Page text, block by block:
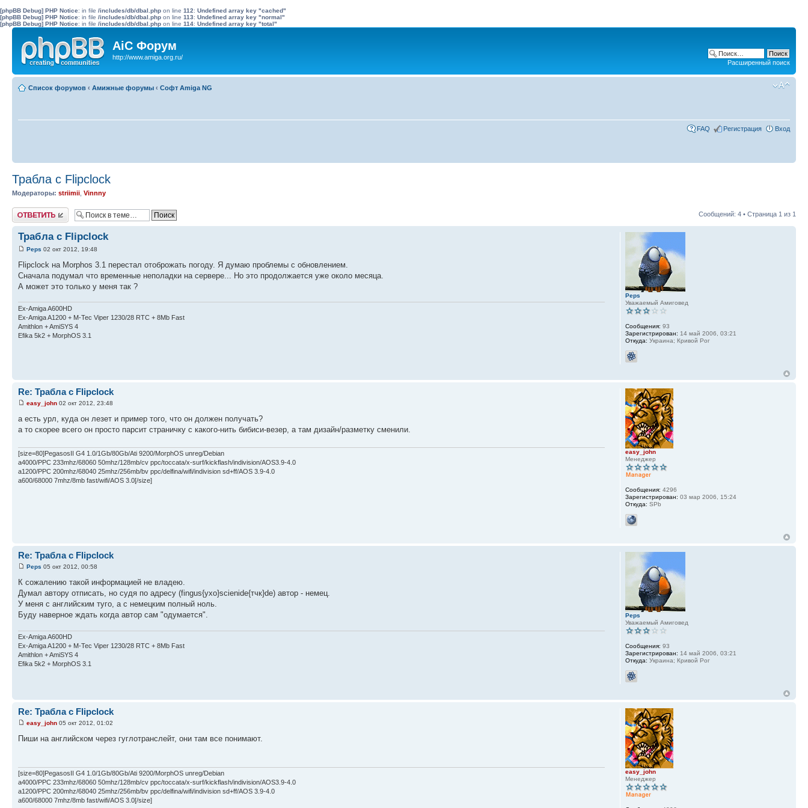
[phpBB Debug] PHP Notice: in file /includes/db/dbal.php on line 112: Undefined array key "cached"
[phpBB Debug] PHP Notice: in file /includes/db/dbal.php on line 113: Undefined array key "normal"
[phpBB Debug] PHP Notice: in file /includes/db/dbal.php on line 114: Undefined array key "total"
AiC Форум
http://www.amiga.org.ru/
Расширенный поиск
Список форумов ‹ Амижные форумы ‹ Софт Amiga NG
FAQ Регистрация Вход
Трабла с Flipclock
Модераторы: striimii Vinnny
Ответить Сообщений: 4 • Страница 1 из 1
Трабла с Flipclock
Peps 02 окт 2012, 19:48
Flipclock на Morphos 3.1 перестал отоброжать погоду. Я думаю проблемы с обновлением.
Сначала подумал что временные неполадки на сервере... Но это продолжается уже около месяца.
А может это только у меня так ?
Ex-Amiga A600HD
Ex-Amiga A1200 + M-Tec Viper 1230/28 RTC + 8Mb Fast
Amithlon + AmiSYS 4
Efika 5k2 + MorphOS 3.1
Peps
Уважаемый Амиговед
Сообщения: 93
Зарегистрирован: 14 май 2006, 03:21
Откуда: Украина; Кривой Рог
Re: Трабла с Flipclock
easy_john 02 окт 2012, 23:48
а есть урл, куда он лезет и пример того, что он должен получать?
а то скорее всего он просто парсит страничку с какого-нить бибиси-везер, а там дизайн/разметку сменили.
[size=80]PegasosII G4 1.0/1Gb/80Gb/Ati 9200/MorphOS unreg/Debian
a4000/PPC 233mhz/68060 50mhz/128mb/cv ppc/toccata/x-surf/kickflash/indivision/AOS3.9-4.0
a1200/PPC 200mhz/68040 25mhz/256mb/bv ppc/delfina/wifi/indivision sd+ff/AOS 3.9-4.0
a600/68000 7mhz/8mb fast/wifi/AOS 3.0[/size]
easy_john
Менеджер
Сообщения: 4296
Зарегистрирован: 03 мар 2006, 15:24
Откуда: SPb
Re: Трабла с Flipclock
Peps 05 окт 2012, 00:58
К сожалению такой информацией не владею.
Думал автору отписать, но судя по адресу (fingus{ухо}scienide{тчк}de) автор - немец.
У меня с английским туго, а с немецким полный ноль.
Буду наверное ждать когда автор сам "одумается".
Ex-Amiga A600HD
Ex-Amiga A1200 + M-Tec Viper 1230/28 RTC + 8Mb Fast
Amithlon + AmiSYS 4
Efika 5k2 + MorphOS 3.1
Peps
Уважаемый Амиговед
Сообщения: 93
Зарегистрирован: 14 май 2006, 03:21
Откуда: Украина; Кривой Рог
Re: Трабла с Flipclock
easy_john 05 окт 2012, 01:02
Пиши на английском через гуглотранслейт, они там все понимают.
[size=80]PegasosII G4 1.0/1Gb/80Gb/Ati 9200/MorphOS unreg/Debian
a4000/PPC 233mhz/68060 50mhz/128mb/cv ppc/toccata/x-surf/kickflash/indivision/AOS3.9-4.0
a1200/PPC 200mhz/68040 25mhz/256mb/bv ppc/delfina/wifi/indivision sd+ff/AOS 3.9-4.0
a600/68000 7mhz/8mb fast/wifi/AOS 3.0[/size]
easy_john
Менеджер